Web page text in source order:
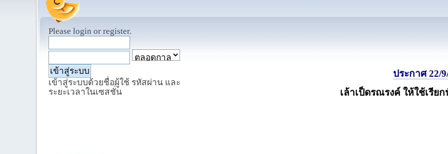
Please login or register.
เข้าสู่ระบบด้วยชื่อผู้ใช้ รหัสผ่าน และ
ระยะเวลาในเซสชั่น
ประกาศ 22/
เล้าเป็ดรณรงค์ ให้ใช้เรีย